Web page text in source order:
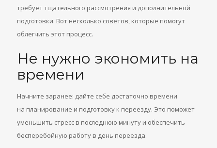
требует тщательного рассмотрения и дополнительной
подготовки. Вот несколько советов, которые помогут
облегчить этот процесс.
Не нужно экономить на
времени
Начните заранее: дайте себе достаточно времени
на планирование и подготовку к переезду. Это поможет
уменьшить стресс в последнюю минуту и обеспечить
бесперебойную работу в день переезда.